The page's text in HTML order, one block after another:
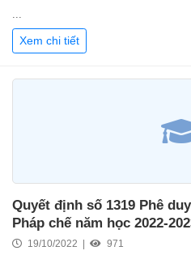
...
Xem chi tiết
Quyết định số 1319 Phê
Pháp chế năm học 2022-
19/10/2022 | 971